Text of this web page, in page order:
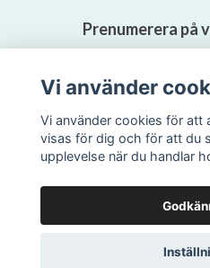
Prenumerera på
Vi använder
Vi använder cookies för att
visas för dig och för att du
upplevelse när du handlar